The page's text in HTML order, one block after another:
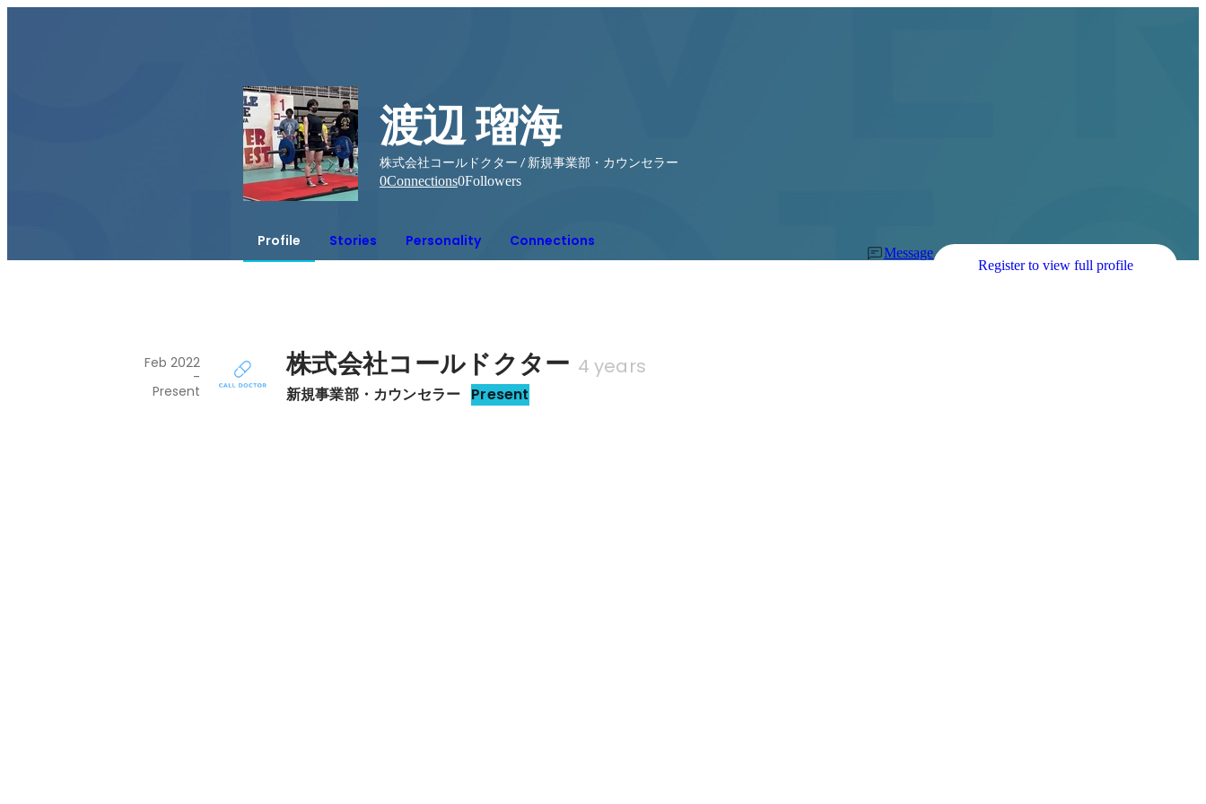
渡辺 瑠海
株式会社コールドクター / 新規事業部・カウンセラー
0Connections0Followers
Profile Stories Personality Connections
Message
Register to view full profile
株式会社コールドクター 4 years
新規事業部・カウンセラー Present
Feb 2022
-
Present